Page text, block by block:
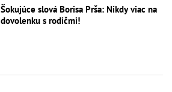
Šokujúce slová Borisa Prša: Nikdy viac na
dovolenku s rodičmi!